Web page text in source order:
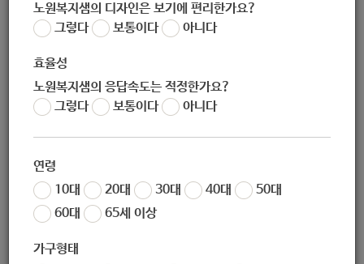
노원복지샘의 디자인은 보기에 편리한가요?
그렇다
보통이다 아니다
효율성
노원복지샘의 응답속도는 적정한가요?
그렇다
보통이다 아니다
연령
10대
20대 30대 40대
50대
60대
65세 이상
가구형태
[저소득 급식지원사업 : 경로식
당, 도시락, 밑반찬 배달]
지원대상